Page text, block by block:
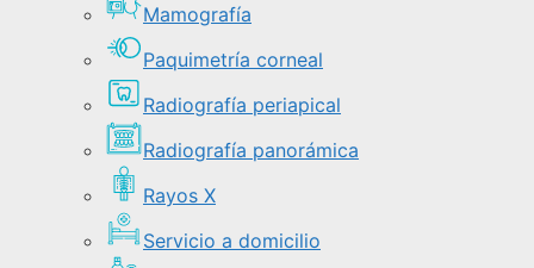
Mamografía
Paquimetría corneal
Radiografía periapical
Radiografía panorámica
Rayos X
Servicio a domicilio